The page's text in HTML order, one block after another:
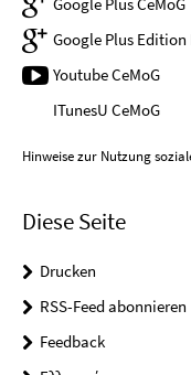
Google Plus
Youtube CeMoG
ITunesU CeMoG
Hinweise zur Nutzung
Diese Seite
Drucken
RSS-Feed abonnieren
Feedback